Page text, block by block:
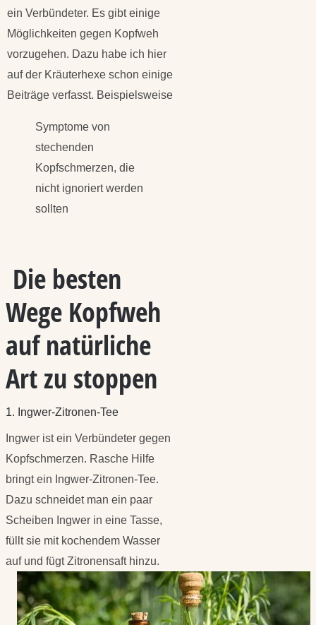
ein Verbündeter. Es gibt einige
Möglichkeiten gegen Kopfweh
vorzugehen. Dazu habe ich hier
auf der Kräuterhexe schon einige
Beiträge verfasst. Beispielsweise
Symptome von
stechenden
Kopfschmerzen, die
nicht ignoriert werden
sollten
Die besten
Wege Kopfweh
auf natürliche
Art zu stoppen
1. Ingwer-Zitronen-Tee
Ingwer ist ein Verbündeter gegen
Kopfschmerzen. Rasche Hilfe
bringt ein Ingwer-Zitronen-Tee.
Dazu schneidet man ein paar
Scheiben Ingwer in eine Tasse,
füllt sie mit kochendem Wasser
auf und fügt Zitronensaft hinzu.